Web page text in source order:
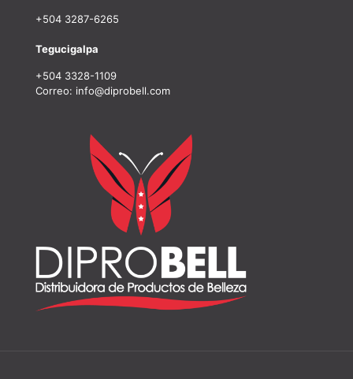
+504 3287-6265
Tegucigalpa
+504 3328-1109
Correo: info@diprobell.com